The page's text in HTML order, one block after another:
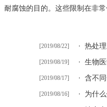
耐腐蚀的目的。这些限制在非
[2019/08/22] 热处
[2019/08/19] 生物
[2019/08/17] 含不
[2019/08/16] 为什